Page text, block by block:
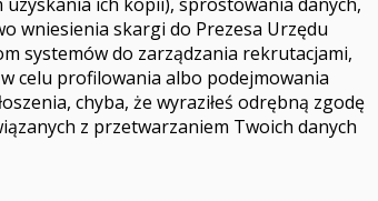
wniesienia skargi do Prezesa Urzędu
systemów do zarządzania rekrutacjami,
celu profilowania albo podejmowania
chyba, że wyraziłeś odrębną zgodę
z przetwarzaniem Twoich danych